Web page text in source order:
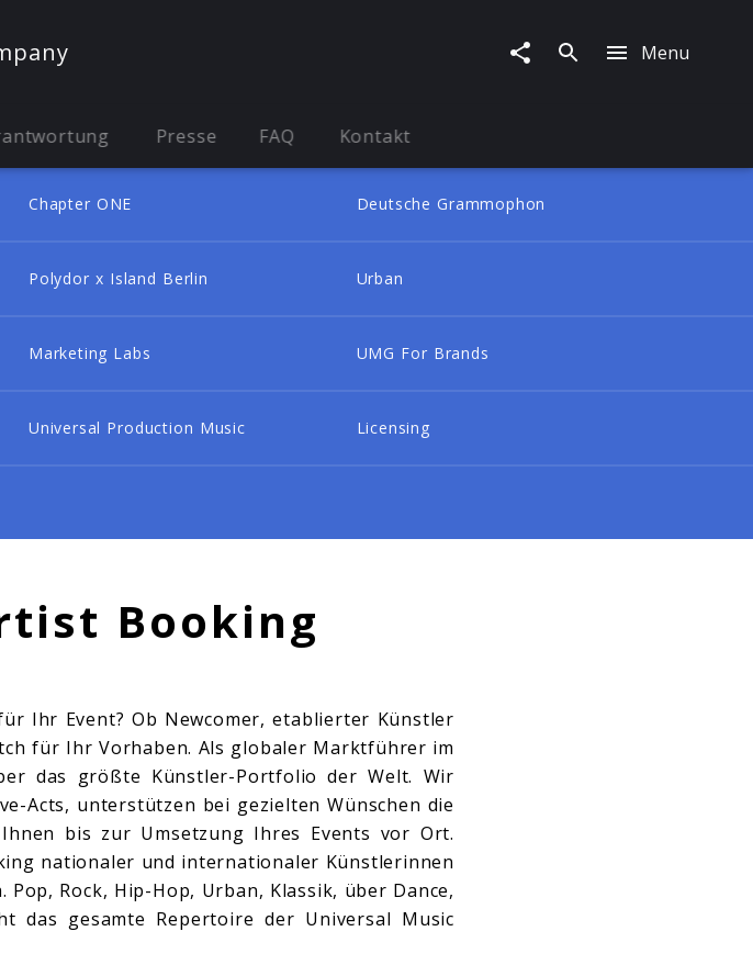
Menu
Presse FAQ Kontakt
Chapter ONE Deutsche Grammophon
Polydor x Island Berlin Urban
Marketing Labs UMG For Brands
Universal Production Music Licensing
Booking
Ihr Event? Ob Newcomer, etablierter Künstler
für Ihr Vorhaben. Als globaler Marktführer im
das größte Künstler-Portfolio der Welt. Wir
Acts, unterstützen bei gezielten Wünschen die
bis zur Umsetzung Ihres Events vor Ort.
nationaler und internationaler Künstlerinnen
Rock, Hip-Hop, Urban, Klassik, über Dance,
das gesamte Repertoire der Universal Music